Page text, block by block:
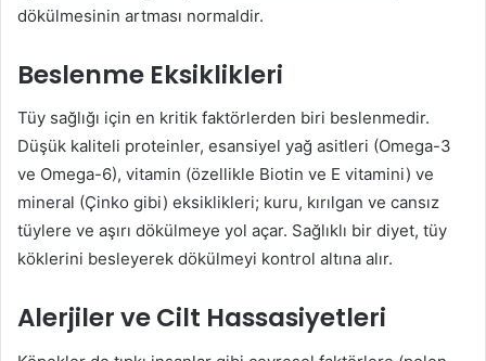
dökülmesinin artması normaldir.
Beslenme Eksiklikleri
Tüy sağlığı için en kritik faktörlerden biri beslenmedir.
Düşük kaliteli proteinler, esansiyel yağ asitleri (Omega-3
ve Omega-6), vitamin (özellikle Biotin ve E vitamini) ve
mineral (Çinko gibi) eksiklikleri; kuru, kırılgan ve cansız
tüylere ve aşırı dökülmeye yol açar. Sağlıklı bir diyet, tüy
köklerini besleyerek dökülmeyi kontrol altına alır.
Alerjiler ve Cilt Hassasiyetleri